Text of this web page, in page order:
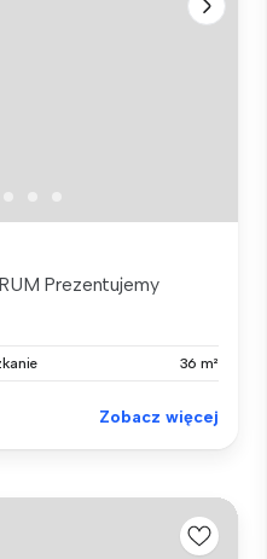
Prezentujemy
36 m²
Zobacz więcej